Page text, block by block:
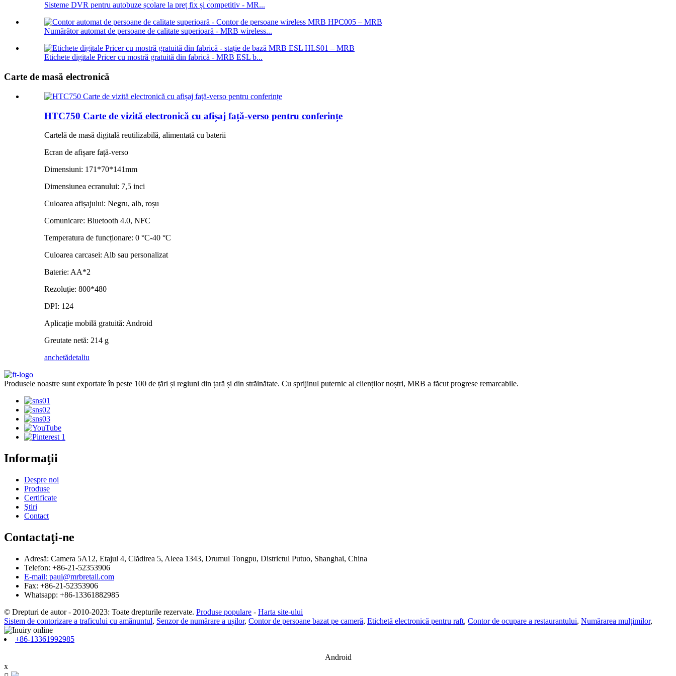
Sisteme DVR pentru autobuze școlare la preț fix și competitiv - MR...
Numărător automat de persoane de calitate superioară - MRB wireless...
Etichete digitale Pricer cu mostră gratuită din fabrică - MRB ESL b...
Carte de masă electronică
HTC750 Carte de vizită electronică cu afișaj față-verso pentru conferințe
Cartelă de masă digitală reutilizabilă, alimentată cu baterii
Ecran de afișare față-verso
Dimensiuni: 171*70*141mm
Dimensiunea ecranului: 7,5 inci
Culoarea afișajului: Negru, alb, roșu
Comunicare: Bluetooth 4.0, NFC
Temperatura de funcționare: 0 °C-40 °C
Culoarea carcasei: Alb sau personalizat
Baterie: AA*2
Rezoluție: 800*480
DPI: 124
Aplicație mobilă gratuită: Android
Greutate netă: 214 g
anchetădetaliu
Produsele noastre sunt exportate în peste 100 de țări și regiuni din țară și din străinătate. Cu sprijinul puternic al clienților noștri, MRB a făcut progrese remarcabile.
Informaţii
Despre noi
Produse
Certificate
Ştiri
Contact
Contactaţi-ne
Adresă: Camera 5A12, Etajul 4, Clădirea 5, Aleea 1343, Drumul Tongpu, Districtul Putuo, Shanghai, China
Telefon: +86-21-52353906
E-mail: paul@mrbretail.com
Fax: +86-21-52353906
Whatsapp: +86-13361882985
© Drepturi de autor - 2010-2023: Toate drepturile rezervate. Produse populare - Harta site-ului
Sistem de contorizare a traficului cu amănuntul, Senzor de numărare a ușilor, Contor de persoane bazat pe cameră, Etichetă electronică pentru raft, Contor de ocupare a restaurantului, Numărarea mulțimilor,
+86-13361992985
Android
x